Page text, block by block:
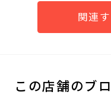
関連
この店舗のブ